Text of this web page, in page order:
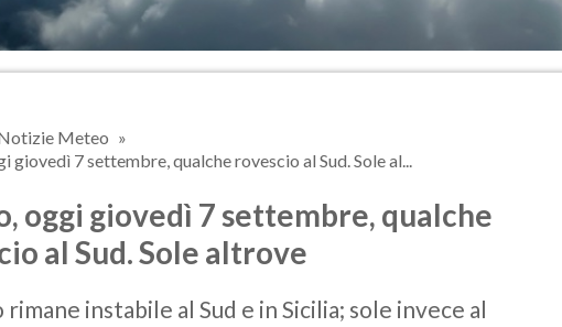
Meteo
giovedì 7 settembre, qualche rovescio al Sud. Sole al...
oggi giovedì 7 settembre, qualche
al Sud. Sole altrove
instabile al Sud e in Sicilia; sole invece al